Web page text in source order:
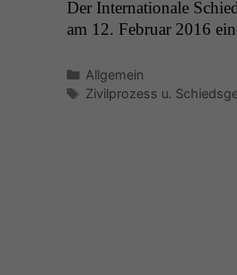
Der Inter­na­tionale
am 12. Feb­ru­ar 2016
Kategorien
Allgemein
Schlagwörter
Zivilprozess u.